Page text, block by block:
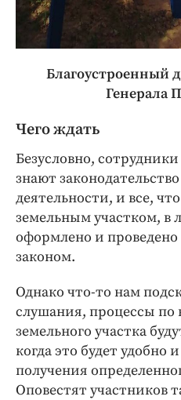
Благоустроенный
Генерала
Чего ждать
Безусловно,
знают
деятельности, и все,
земельным участком, в
оформлено и проведено
законом.
Однако что-то нам
слушания, процессы по
земельного участка
когда это будет удобно
получения
Оповестят участников